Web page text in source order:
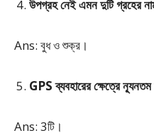
উপগ্রহ নেই এমন দুটি গ্রহের
Ans: বুধ ও শুক্র।
GPS ব্যবহারের ক্ষেত্রে
Ans: 3টি।